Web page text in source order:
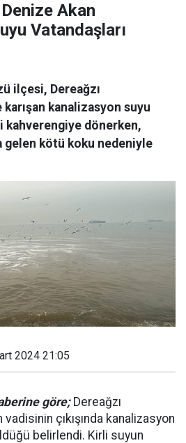
Akan
Vatandaşları
ilçesi, Dereağzı
kanalizasyon suyu
kahverengiye dönerken,
gelen kötü koku nedeniyle
2024 21:05
göre;Dereağzı
çıkışında kanalizasyon
belirlendi. Kirli suyun